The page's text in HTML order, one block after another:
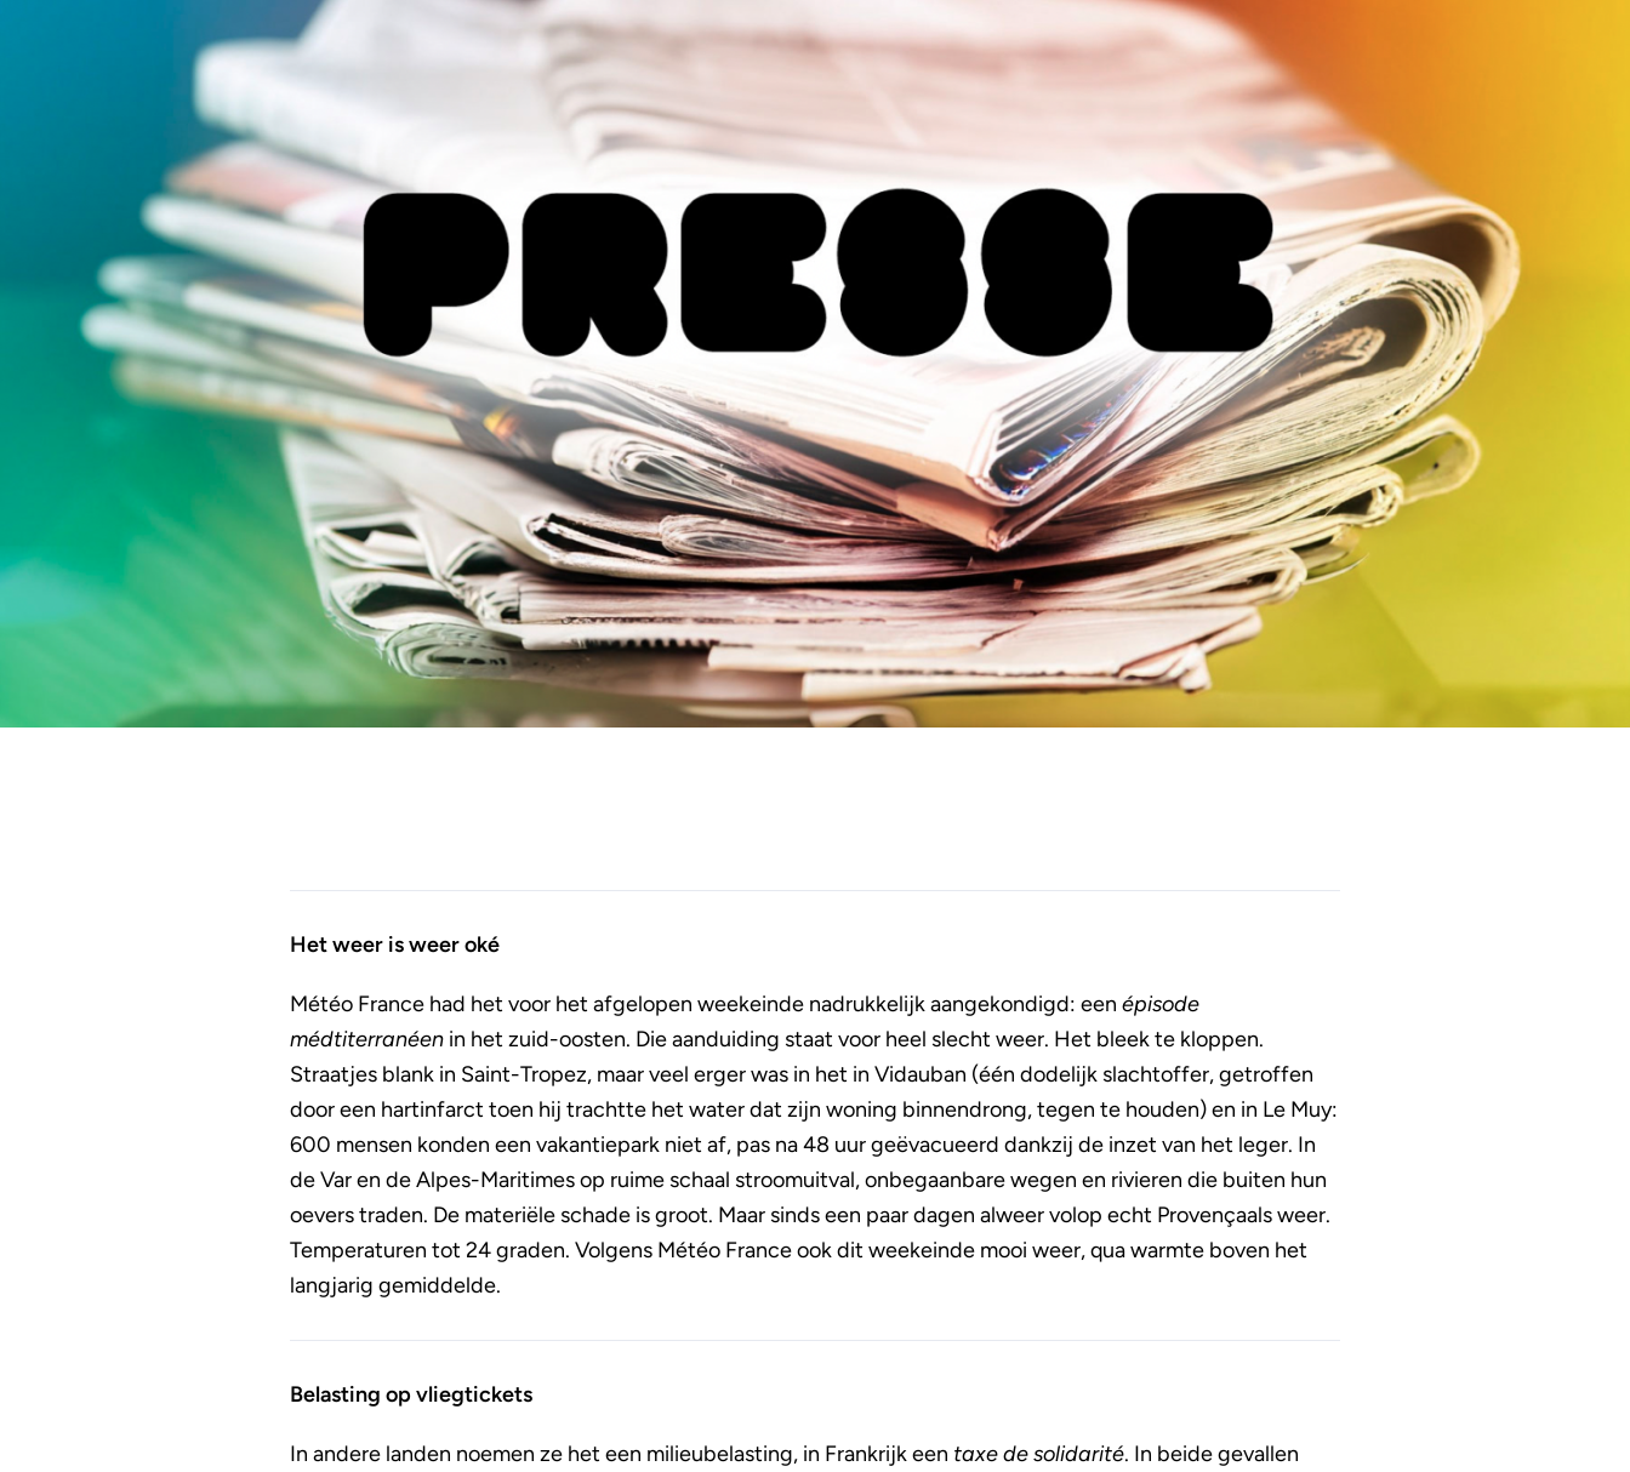
Het weer is weer oké
Météo France had het voor het afgelopen weekeinde nadrukkelijk aangekondigd: een épisode
médtiterranéenin het zuid-oosten. Die aanduiding staat voor heel slecht weer. Het bleek te kloppen.
Straatjes blank in Saint-Tropez, maar veel erger was in het in Vidauban (één dodelijk slachtoffer, getroffen
door een hartinfarct toen hij trachtte het water dat zijn woning binnendrong, tegen te houden) en in Le Muy:
600 mensen konden een vakantiepark niet af, pas na 48 uur geëvacueerd dankzij de inzet van het leger. In
de Var en de Alpes-Maritimes op ruime schaal stroomuitval, onbegaanbare wegen en rivieren die buiten hun
oevers traden. De materiële schade is groot. Maar sinds een paar dagen alweer volop echt Provençaals weer.
Temperaturen tot 24 graden. Volgens Météo France ook dit weekeinde mooi weer, qua warmte boven het
langjarig gemiddelde.
Belasting op vliegtickets
In andere landen noemen ze het een milieubelasting, in Frankrijk een taxe de solidarité. In beide gevallen